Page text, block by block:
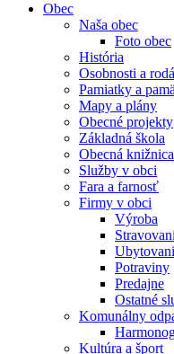
Obec
Naša obec
Foto obec
História
Osobnosti a
Pamiatky a
Mapy a plány
Obecné projekty
Základná škola
Obecná knižnica
Služby v obci
Fara a farnosť
Firmy v obci
Výroba
Potraviny
Predajne
Ostatné
Komunálny
Kultúra a šport